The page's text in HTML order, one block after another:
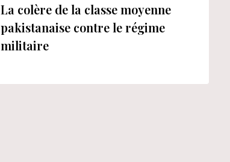
La colère de la classe moyenne
pakistanaise contre le régime
militaire